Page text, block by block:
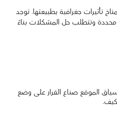
تأثيرات جغرافية بطبيعتها. توجد
محددة وتتطلب حل المشكلات بناءً
الموقع صناع القرار على وضع